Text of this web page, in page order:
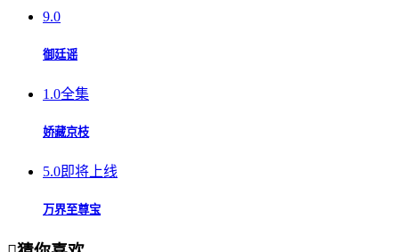
9.0
御廷谣
1.0全集
娇藏京枝
5.0即将上线
万界至尊宝